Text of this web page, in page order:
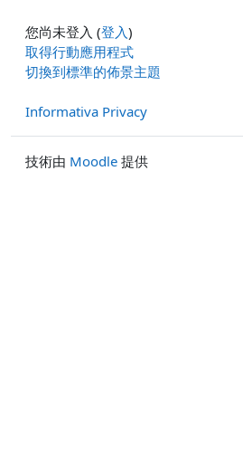
您尚未登入 (登入)
取得行動應用程式
切換到標準的佈景主題
Informativa Privacy
技術由 Moodle 提供